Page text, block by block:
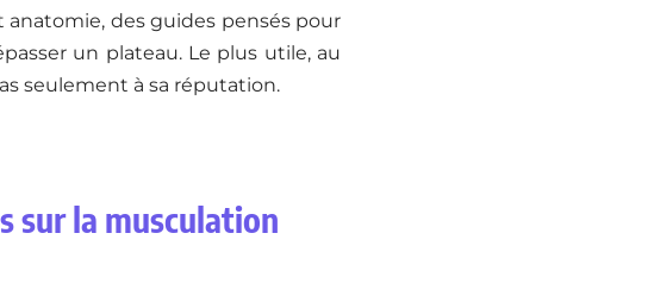
des guides pensés pour
un plateau. Le plus utile, au
seulement à sa réputation.
sur la musculation